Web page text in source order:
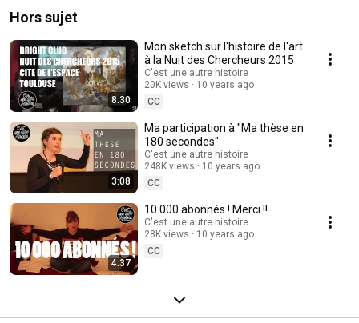
Hors sujet
8:30
Mon sketch sur l'histoire de l'art
à la Nuit des Chercheurs 2015
C'est une autre histoire
20K views
10 years ago
CC
3:08
Ma participation à "Ma thèse en
180 secondes"
C'est une autre histoire
248K views
10 years ago
CC
4:37
10 000 abonnés ! Merci !!
C'est une autre histoire
28K views
10 years ago
CC